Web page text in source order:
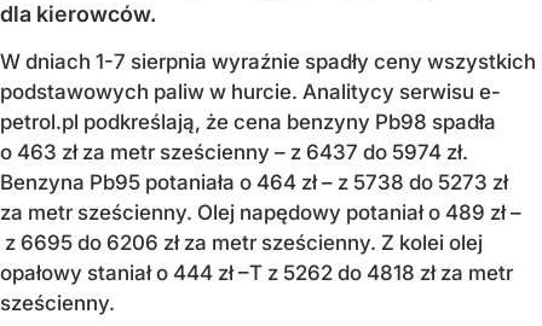
dla kierowców.
W dniach 1-7 sierpnia wyraźnie spadły ceny wszystkich
podstawowych paliw w hurcie. Analitycy serwisu e-
petrol.pl podkreślają, że cena benzyny Pb98 spadła
o 463 zł za metr sześcienny – z 6437 do 5974 zł.
Benzyna Pb95 potaniała o 464 zł – z 5738 do 5273 zł
za metr sześcienny. Olej napędowy potaniał o 489 zł –
z 6695 do 6206 zł za metr sześcienny. Z kolei olej
opałowy staniał o 444 zł –T z 5262 do 4818 zł za metr
sześcienny.